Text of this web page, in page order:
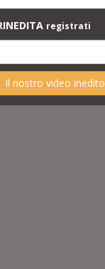
registrati
Il nostro video inedito